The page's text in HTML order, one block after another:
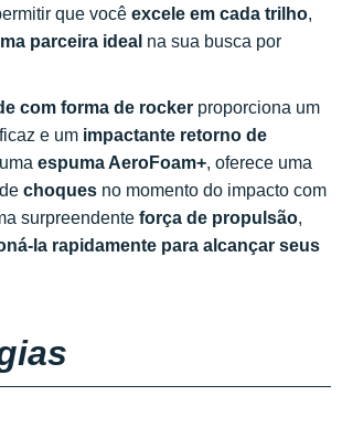
que você excele em cada trilho,
parceira ideal na sua busca por
com forma de rocker proporciona um
e um impactante retorno de
espuma AeroFoam+, oferece uma
choques no momento do impacto com
surpreendente força de propulsão,
la rapidamente para alcançar seus